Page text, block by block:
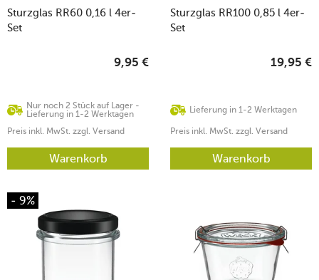
Sturzglas RR60 0,16 l 4er-
Set
Nur noch 2 Stück auf Lager -
Lieferung in 1-2 Werktagen
9,95 €
Preis inkl. MwSt. zzgl. Versand
Warenkorb
Sturzglas RR100 0,85 l 4er-
Set
Lieferung in 1-2 Werktagen
19,95 €
Preis inkl. MwSt. zzgl. Versand
Warenkorb
- 9%